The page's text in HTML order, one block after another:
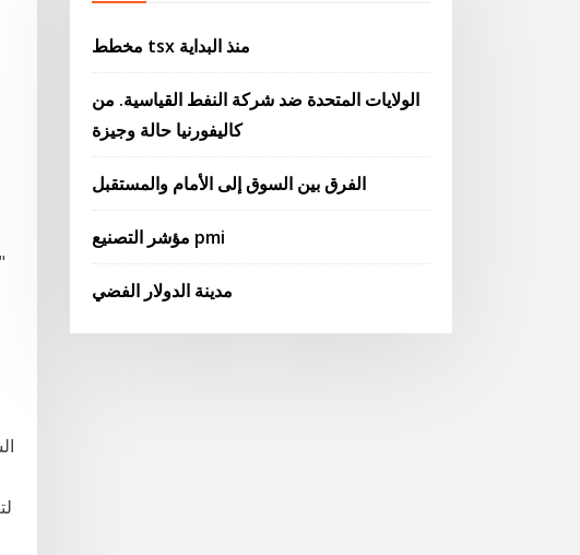
مخطط tsx منذ البداية
الولايات المتحدة ضد شركة النفط القياسية. من
كاليفورنيا حالة وجيزة
الفرق بين السوق إلى الأمام والمستقبل
مؤشر التصنيع pmi
مدينة الدولار الفضي